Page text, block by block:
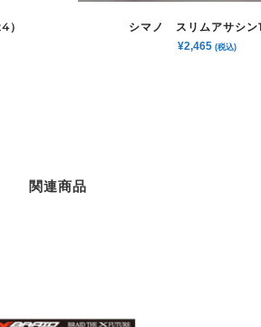
） シマノ スリムアサシン
¥2,465 (税込)
関連商品